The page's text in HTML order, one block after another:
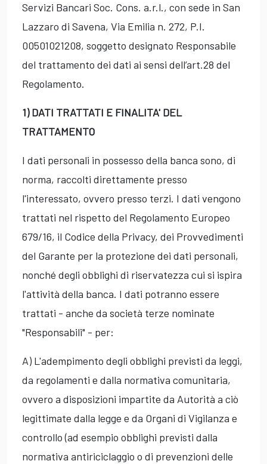
Servizi Bancari Soc. Cons. a.r.l., con sede in San
Lazzaro di Savena, Via Emilia n. 272, P.I.
00501021208, soggetto designato Responsabile
del trattamento dei dati ai sensi dell’art.28 del
Regolamento.
1) DATI TRATTATI E FINALITA' DEL
TRATTAMENTO
I dati personali in possesso della banca sono, di
norma, raccolti direttamente presso
l'interessato, ovvero presso terzi. I dati vengono
trattati nel rispetto del Regolamento Europeo
679/16, il Codice della Privacy, dei Provvedimenti
del Garante per la protezione dei dati personali,
nonché degli obblighi di riservatezza cui si ispira
l'attività della banca. I dati potranno essere
trattati - anche da società terze nominate
"Responsabili" - per:
A) L'adempimento degli obblighi previsti da leggi,
da regolamenti e dalla normativa comunitaria,
ovvero a disposizioni impartite da Autorità a ciò
legittimate dalla legge e da Organi di Vigilanza e
controllo (ad esempio obblighi previsti dalla
normativa antiriciclaggio o di prevenzioni delle